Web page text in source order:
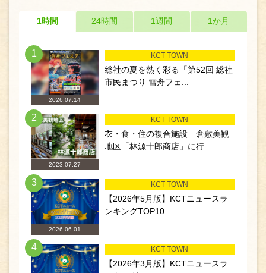
1時間 24時間 1週間 1か月
1
2026.07.14
KCT TOWN
総社の夏を熱く彩る「第52回 総社
市民まつり 雪舟フェ...
2
2023.07.27
KCT TOWN
衣・食・住の複合施設 倉敷美観
地区「林源十郎商店」に行...
3
2026.06.01
KCT TOWN
【2026年5月版】KCTニュースラ
ンキングTOP10...
4 KCT TOWN
【2026年3月版】KCTニュースラ